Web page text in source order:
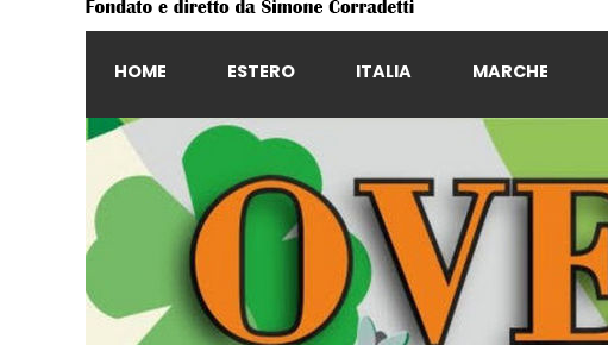
HOME ESTERO ITALIA MARCHE